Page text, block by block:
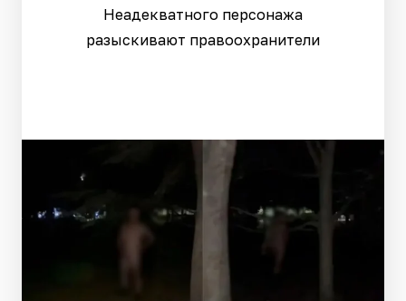
Неадекватного персонажа
разыскивают правоохранители